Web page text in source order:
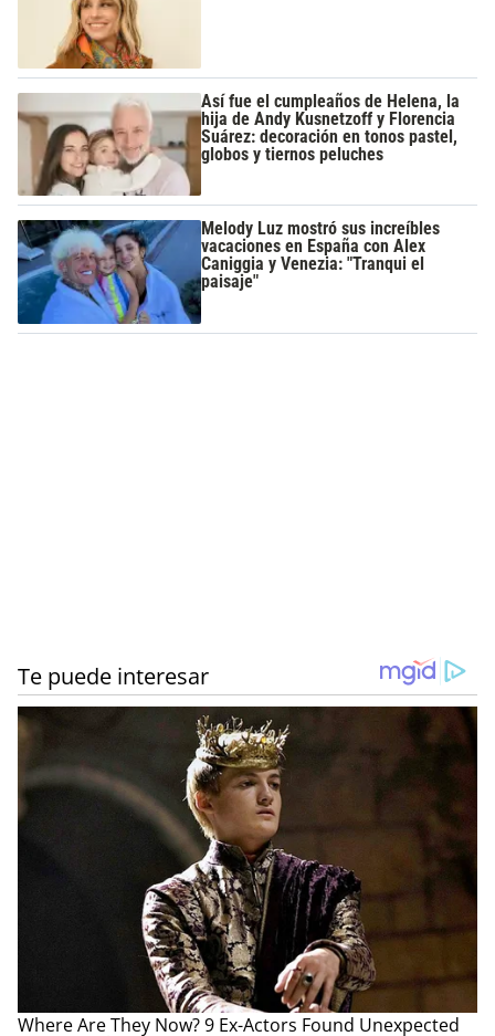
Así fue el cumpleaños de Helena, la
hija de Andy Kusnetzoff y Florencia
Suárez: decoración en tonos pastel,
globos y tiernos peluches
Melody Luz mostró sus increíbles
vacaciones en España con Alex
Caniggia y Venezia: "Tranqui el
paisaje"